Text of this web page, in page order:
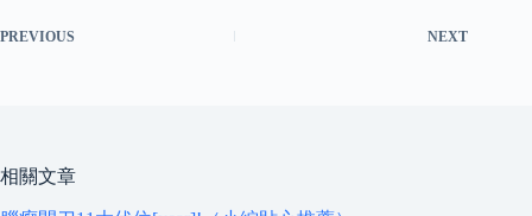
PREVIOUS NEXT
相關文章